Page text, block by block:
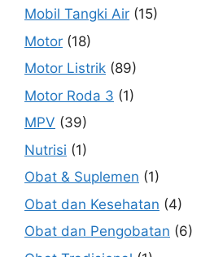
Mobil Tangki Air (15)
Motor (18)
Motor Listrik (89)
Motor Roda 3 (1)
MPV (39)
Nutrisi (1)
Obat & Suplemen (1)
Obat dan Kesehatan (4)
Obat dan Pengobatan (6)